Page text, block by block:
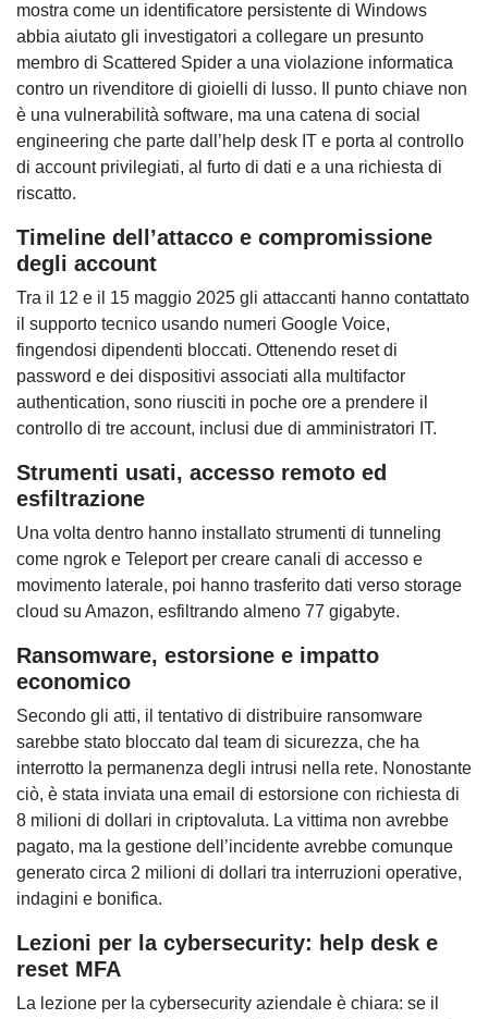
mostra come un identificatore persistente di Windows
abbia aiutato gli investigatori a collegare un presunto
membro di Scattered Spider a una violazione informatica
contro un rivenditore di gioielli di lusso. Il punto chiave non
è una vulnerabilità software, ma una catena di social
engineering che parte dall’help desk IT e porta al controllo
di account privilegiati, al furto di dati e a una richiesta di
riscatto.
Timeline dell’attacco e compromissione
degli account
Tra il 12 e il 15 maggio 2025 gli attaccanti hanno contattato
il supporto tecnico usando numeri Google Voice,
fingendosi dipendenti bloccati. Ottenendo reset di
password e dei dispositivi associati alla multifactor
authentication, sono riusciti in poche ore a prendere il
controllo di tre account, inclusi due di amministratori IT.
Strumenti usati, accesso remoto ed
esfiltrazione
Una volta dentro hanno installato strumenti di tunneling
come ngrok e Teleport per creare canali di accesso e
movimento laterale, poi hanno trasferito dati verso storage
cloud su Amazon, esfiltrando almeno 77 gigabyte.
Ransomware, estorsione e impatto
economico
Secondo gli atti, il tentativo di distribuire ransomware
sarebbe stato bloccato dal team di sicurezza, che ha
interrotto la permanenza degli intrusi nella rete. Nonostante
ciò, è stata inviata una email di estorsione con richiesta di
8 milioni di dollari in criptovaluta. La vittima non avrebbe
pagato, ma la gestione dell’incidente avrebbe comunque
generato circa 2 milioni di dollari tra interruzioni operative,
indagini e bonifica.
Lezioni per la cybersecurity: help desk e
reset MFA
La lezione per la cybersecurity aziendale è chiara: se il